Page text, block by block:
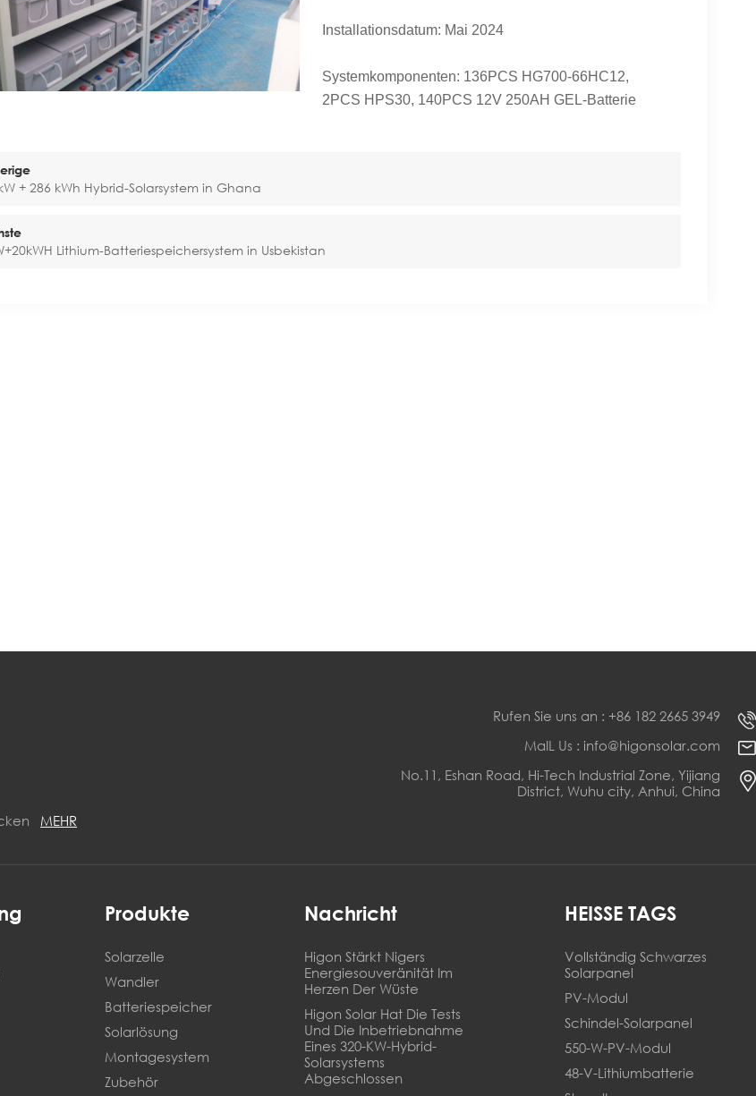
Installationsdatum: Mai 2024
Systemkomponenten: 136PCS HG700-66HC12,
2PCS HPS30, 140PCS 12V 250AH GEL-Batterie
+ 286 kWh Hybrid-Solarsystem in Ghana
Lithium-Batteriespeichersystem in Usbekistan
MEHR
Rufen Sie uns an : +86 182 2665 3949
MaIL Us : info@higonsolar.com
No.11, Eshan Road, Hi-Tech Industrial Zone, Yijiang
District, Wuhu city, Anhui, China
Produkte
Solarzelle
Wandler
Batteriespeicher
Solarlösung
Montagesystem
Zubehör
Nachricht
Higon Stärkt Nigers
Energiesouveränität Im
Herzen Der Wüste
Higon Solar Hat Die Tests
Und Die Inbetriebnahme
Eines 320-KW-Hybrid-
Solarsystems
Abgeschlossen
HEISSE TAGS
Vollständig Schwarzes
Solarpanel
PV-Modul
Schindel-Solarpanel
550-W-PV-Modul
48-V-Lithiumbatterie